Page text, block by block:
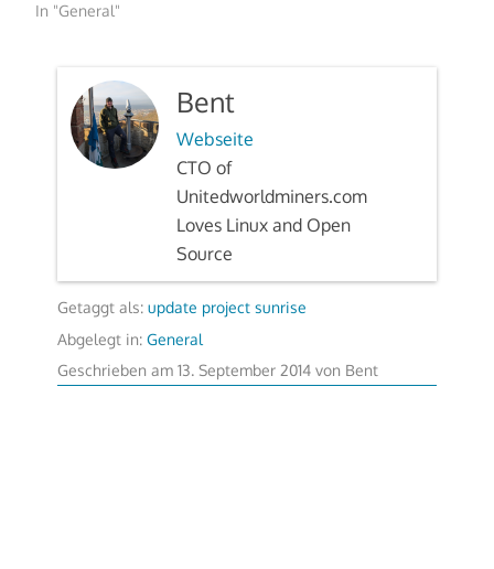
In "General"
Bent
Webseite
CTO of
Unitedworldminers.com
Loves Linux and Open
Source
Getaggt als: update project sunrise
Abgelegt in: General
Geschrieben am 13. September 201414.
von Bent